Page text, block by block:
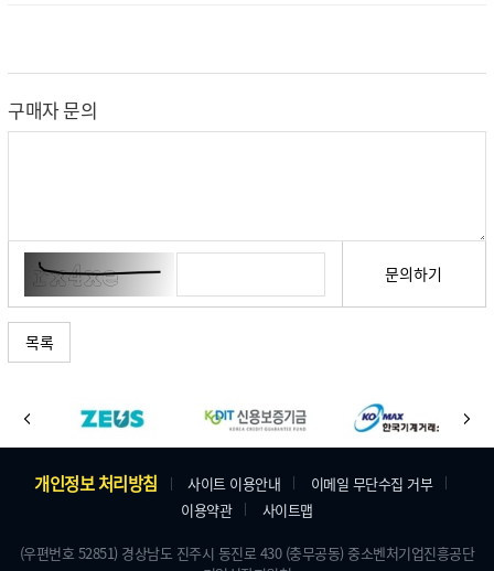
구매자 문의
문의하기
목록
로 이
전
다
음
개인정보 처리방침 사이트 이용안내
이메일 무단수집 거부
이용약관
사이트맵
(우편번호 52851) 경상남도 진주시 동진로 430 (충무공동) 중소벤처기업진흥공단